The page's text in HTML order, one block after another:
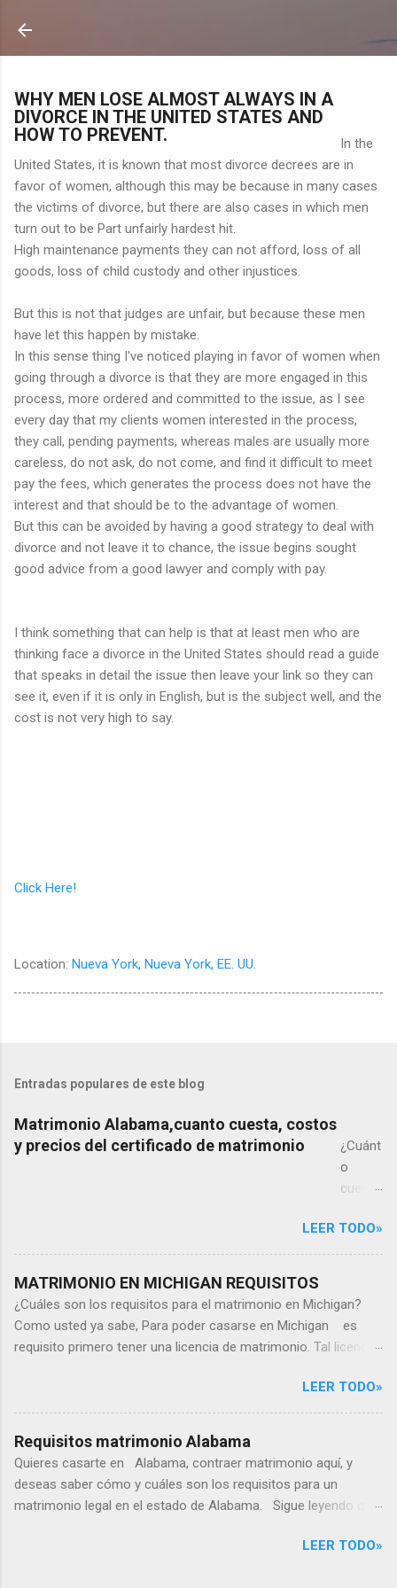
WHY MEN LOSE ALMOST ALWAYS IN A
DIVORCE IN THE UNITED STATES AND
HOW TO PREVENT.
In the
United States, it is known that most divorce decrees are in
favor of women, although this may be because in many cases
the victims of divorce, but there are also cases in which men
turn out to be Part unfairly hardest hit.
High maintenance payments they can not afford, loss of all
goods, loss of child custody and other injustices.
But this is not that judges are unfair, but because these men
have let this happen by mistake.
In this sense thing I've noticed playing in favor of women when
going through a divorce is that they are more engaged in this
process, more ordered and committed to the issue, as I see
every day that my clients women interested in the process,
they call, pending payments, whereas males are usually more
careless, do not ask, do not come, and find it difficult to meet
pay the fees, which generates the process does not have the
interest and that should be to the advantage of women.
But this can be avoided by having a good strategy to deal with
divorce and not leave it to chance, the issue begins sought
good advice from a good lawyer and comply with pay.
I think something that can help is that at least men who are
thinking face a divorce in the United States should read a guide
that speaks in detail the issue then leave your link so they can
see it, even if it is only in English, but is the subject well, and the
cost is not very high to say.
Click Here!
Location: Nueva York, Nueva York, EE. UU.
Entradas populares de este blog
Matrimonio Alabama,cuanto cuesta, costos
y precios del certificado de matrimonio
¿Cuánt
o
cuesta
matrim
onio
cuesta
ma?
estás
do
LEER TODO»
MATRIMONIO EN MICHIGAN REQUISITOS
¿Cuáles son los requisitos para el matrimonio en Michigan?
Como usted ya sabe, Para poder casarse en Michigan es
requisito primero tener una licencia de matrimonio. Tal licencia
del Condado Por eso aquí hablaremos todo sobre el
matrimonio en Michigan. ¿Cuánto tiempo demora el proceso
de licencia de matrimonio en Michigan? ¿Cuánto tiempo es
válida la licencia de matrimonio en Michigan? ¿Cuánto cuesta
la licencia de matrimonio en Michigan? ¿Dónde es válida la
licencia de matrimonio obtenida en Michigan? ¿Cuáles son
los requisitos para el matrimonio de extranjeros en Michigan?
¿Dónde están las oficinas para solicitar la licencia de
LEER TODO»
Requisitos matrimonio Alabama
Quieres casarte en Alabama, contraer matrimonio aquí, y
deseas saber cómo y cuáles son los requisitos para un
matrimonio legal en el estado de Alabama. Sigue leyendo que
Alabama. · En primer lugar en Alabama no es requisito
LEER TODO»